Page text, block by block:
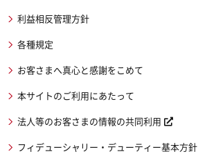
利益相反管理方針
各種規定
お客さまへ真心と感謝をこめて
本サイトのご利用にあたって
法人等のお客さまの情報の共同利用
フィデューシャリー・デューティー基本方針